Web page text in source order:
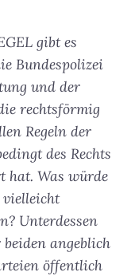
gibt es
Bundespolizei
und der
rechtsförmig
Regeln der
des Rechts
hat. Was würde
vielleicht
Unterdessen
angeblich
öffentlich